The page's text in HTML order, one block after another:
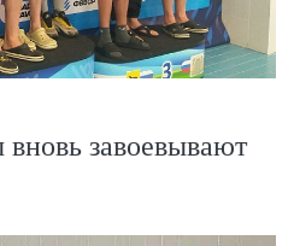
завоевывают